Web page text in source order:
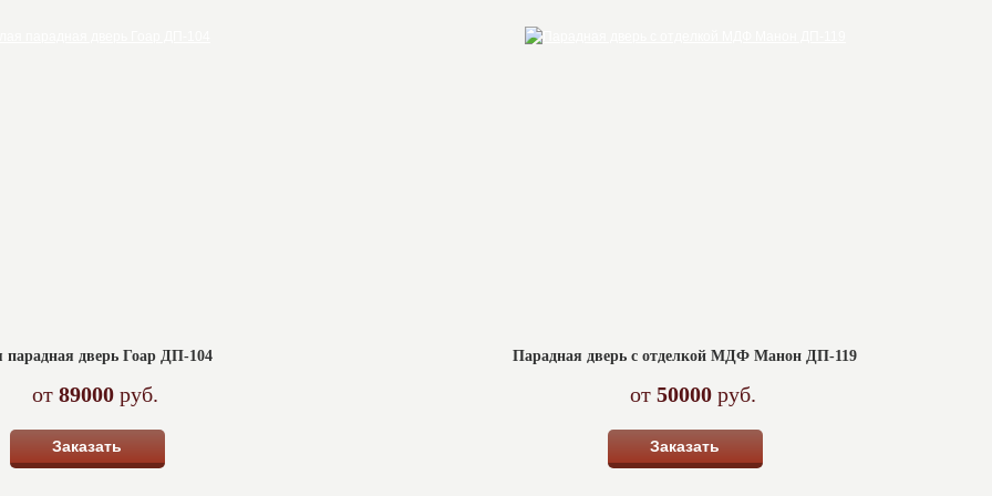
парадная дверь Гоар ДП-104
от89000 руб.
Заказать
Парадная дверь с отделкой МДФ Манон ДП-119
от50000 руб.
Заказать